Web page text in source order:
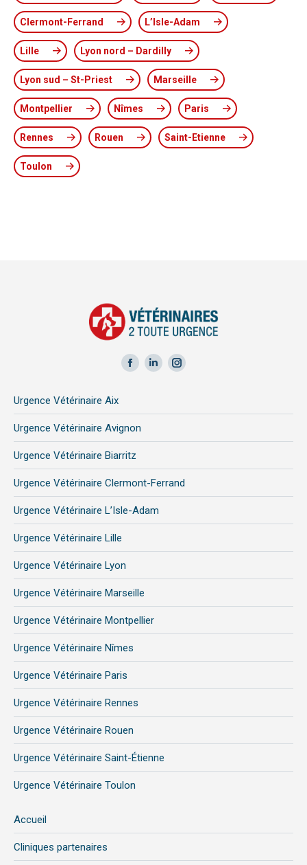
Clermont-Ferrand L’Isle-Adam
Lille Lyon nord – Dardilly
Lyon sud – St-Priest Marseille
Montpellier Nîmes Paris
Rennes Rouen Saint-Etienne
Toulon
Facebook
in
new
window
LinkedIn
new
Instagram
new
Urgence Vétérinaire Aix
Urgence Vétérinaire Avignon
Urgence Vétérinaire Biarritz
Urgence Vétérinaire Clermont-Ferrand
Urgence Vétérinaire L’Isle-Adam
Urgence Vétérinaire Lille
Urgence Vétérinaire Lyon
Urgence Vétérinaire Marseille
Urgence Vétérinaire Montpellier
Urgence Vétérinaire Nîmes
Urgence Vétérinaire Paris
Urgence Vétérinaire Rennes
Urgence Vétérinaire Rouen
Urgence Vétérinaire Saint-Étienne
Urgence Vétérinaire Toulon
Accueil
Cliniques partenaires